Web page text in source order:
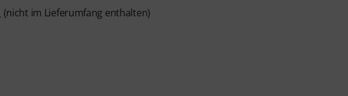
(nicht im Lieferumfang enthalten)